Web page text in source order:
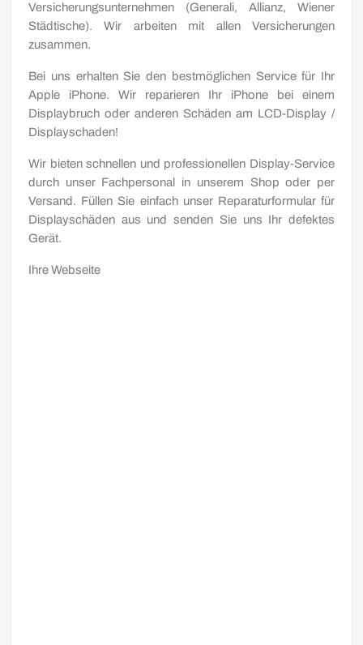
Versicherungsunternehmen (Generali, Allianz, Wiener
Städtische). Wir arbeiten mit allen Versicherungen
zusammen.
Bei uns erhalten Sie den bestmöglichen Service für Ihr
Apple iPhone. Wir reparieren Ihr iPhone bei einem
Displaybruch oder anderen Schäden am LCD-Display /
Displayschaden!
Wir bieten schnellen und professionellen Display-Service
durch unser Fachpersonal in unserem Shop oder per
Versand. Füllen Sie einfach unser Reparaturformular für
Displayschäden aus und senden Sie uns Ihr defektes
Gerät.
Ihre Webseite